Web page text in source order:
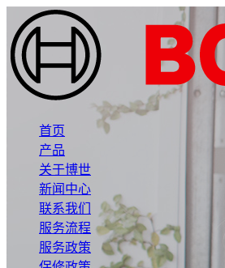
首页
产品
关于博世
新闻中心
联系我们
服务流程
服务政策